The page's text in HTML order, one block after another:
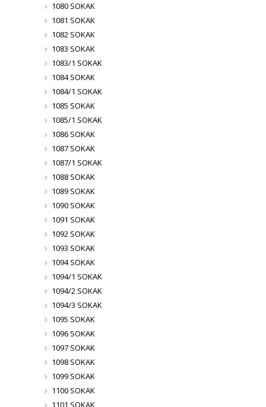
1080 SOKAK
1081 SOKAK
1082 SOKAK
1083 SOKAK
1083/1 SOKAK
1084 SOKAK
1084/1 SOKAK
1085 SOKAK
1085/1 SOKAK
1086 SOKAK
1087 SOKAK
1087/1 SOKAK
1088 SOKAK
1089 SOKAK
1090 SOKAK
1091 SOKAK
1092 SOKAK
1093 SOKAK
1094 SOKAK
1094/1 SOKAK
1094/2 SOKAK
1094/3 SOKAK
1095 SOKAK
1096 SOKAK
1097 SOKAK
1098 SOKAK
1099 SOKAK
1100 SOKAK
1101 SOKAK